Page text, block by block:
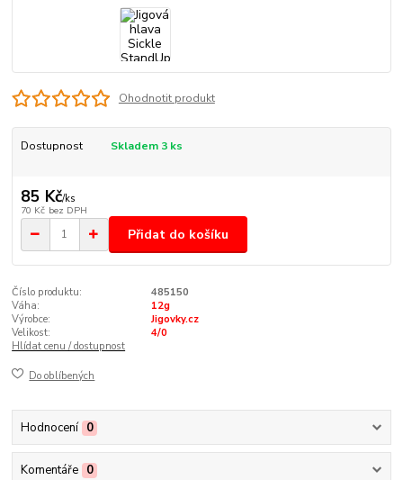
Ohodnotit produkt
Dostupnost Skladem 3 ks
85 Kč/ks
70 Kč bez DPH
Přidat do košíku
Číslo produktu:
485150
Váha:
12g
Výrobce:
Jigovky.cz
Velikost:
4/0
Hlídat cenu / dostupnost
Do oblíbených
Hodnocení 0
Komentáře 0